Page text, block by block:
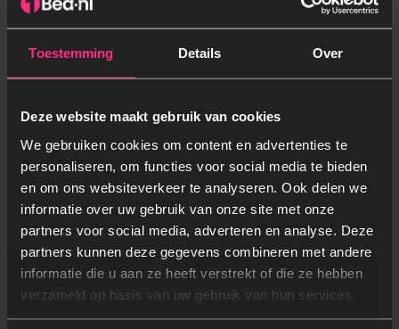
Toestemming Details Over
Deze website maakt gebruik van cookies
We gebruiken cookies om content en advertenties te
personaliseren, om functies voor social media te bieden
en om ons websiteverkeer te analyseren. Ook delen we
informatie over uw gebruik van onze site met onze
partners voor social media, adverteren en analyse. Deze
partners kunnen deze gegevens combineren met andere
informatie die u aan ze heeft verstrekt of die ze hebben
verzameld op basis van uw gebruik van hun services.
Let op:een te dikke topper (10+ cm) kan laden of
op letten?
Omdat een opberg boxspring geen onderventilatie
heeft, moet je extra letten op:
Open-cel schuim
Koudschuim en HR-schuimen laten lucht door en
voorkomen warmteopbouw.